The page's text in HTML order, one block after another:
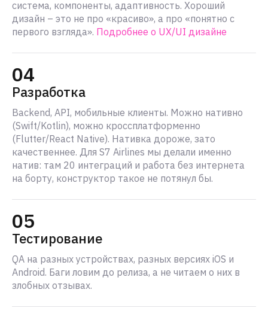
система, компоненты, адаптивность. Хороший
дизайн – это не про «красиво», а про «понятно с
первого взгляда». Подробнее о UX/UI дизайне
04
Разработка
Backend, API, мобильные клиенты. Можно нативно
(Swift/Kotlin), можно кроссплатформенно
(Flutter/React Native). Нативка дороже, зато
качественнее. Для S7 Airlines мы делали именно
натив: там 20 интеграций и работа без интернета
на борту, конструктор такое не потянул бы.
05
Тестирование
QA на разных устройствах, разных версиях iOS и
Android. Баги ловим до релиза, а не читаем о них в
злобных отзывах.